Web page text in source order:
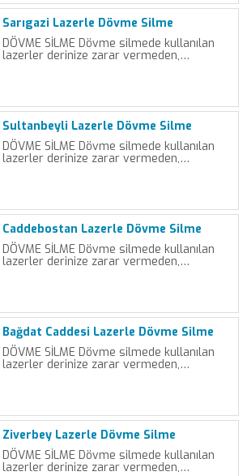
Sarıgazi Lazerle Dövme Silme
DÖVME SİLME Dövme silmede kullanılan
lazerler derinize zarar vermeden,…
Sultanbeyli Lazerle Dövme Silme
DÖVME SİLME Dövme silmede kullanılan
lazerler derinize zarar vermeden,…
Caddebostan Lazerle Dövme Silme
DÖVME SİLME Dövme silmede kullanılan
lazerler derinize zarar vermeden,…
Bağdat Caddesi Lazerle Dövme Silme
DÖVME SİLME Dövme silmede kullanılan
lazerler derinize zarar vermeden,…
Ziverbey Lazerle Dövme Silme
DÖVME SİLME Dövme silmede kullanılan
lazerler derinize zarar vermeden,…